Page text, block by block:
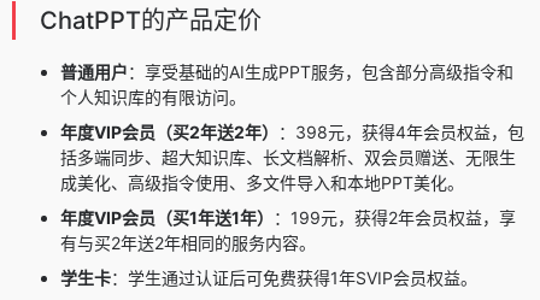
ChatPPT的产品定价
普通用户：享受基础的AI生成PPT服务，包含部分高级指令和
个人知识库的有限访问。
年度VIP会员（买2年送2年）
：398元，获得4年会员权益，包
括多端同步、超大知识库、长文档解析、双会员赠送、无限生
成美化、高级指令使用、多文件导入和本地PPT美化。
年度VIP会员（买1年送1年）
：199元，获得2年会员权益，享
有与买2年送2年相同的服务内容。
学生卡：学生通过认证后可免费获得1年SVIP会员权益。